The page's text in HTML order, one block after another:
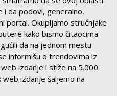
i da podovi, generalno,
portal. Okupljamo stručnjake
kako bismo čitaocima
da na jednom mestu
informišu o trendovima iz
izdanje i stiže na 5.000
izdanje šaljemo na